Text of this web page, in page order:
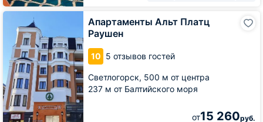
Апартаменты Альт Платц
Раушен
10 5 отзывов гостей
Светлогорск, 500 м от центра
237 м от Балтийского моря
от15 260руб.
Апартаменты
Альт
Платц
Раушен